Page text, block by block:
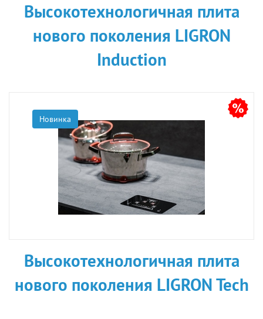
Высокотехнологичная плита
нового поколения LIGRON
Induction
Новинка
Высокотехнологичная плита
нового поколения LIGRON Tech